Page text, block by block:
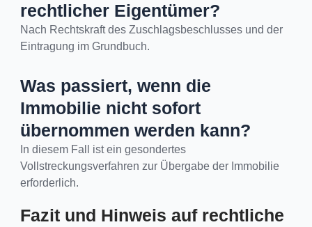
rechtlicher Eigentümer?
Nach Rechtskraft des Zuschlagsbeschlusses und der
Eintragung im Grundbuch.
Was passiert, wenn die
Immobilie nicht sofort
übernommen werden kann?
In diesem Fall ist ein gesondertes
Vollstreckungsverfahren zur Übergabe der Immobilie
erforderlich.
Fazit und Hinweis auf rechtliche